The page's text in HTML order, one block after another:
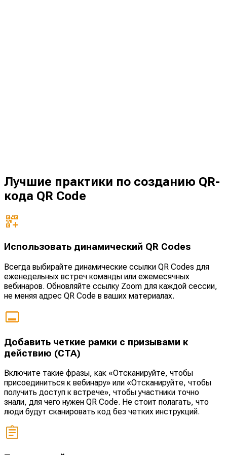
Лучшие практики по созданию QR-
кода QR Code
Использовать динамический QR Codes
Всегда выбирайте динамические ссылки QR Codes для
еженедельных встреч команды или ежемесячных
вебинаров. Обновляйте ссылку Zoom для каждой сессии,
не меняя адрес QR Code в ваших материалах.
Добавить четкие рамки с призывами к
действию (CTA)
Включите такие фразы, как «Отсканируйте, чтобы
присоединиться к вебинару» или «Отсканируйте, чтобы
получить доступ к встрече», чтобы участники точно
знали, для чего нужен QR Code. Не стоит полагать, что
люди будут сканировать код без четких инструкций.